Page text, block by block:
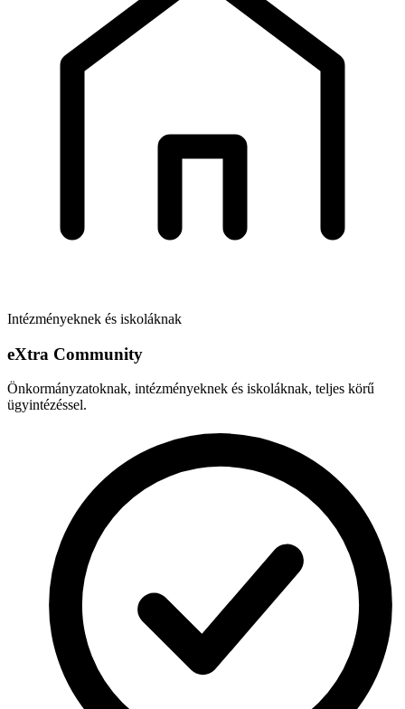
Intézményeknek és iskoláknak
eXtra Community
Önkormányzatoknak, intézményeknek és iskoláknak, teljes körű
ügyintézéssel.